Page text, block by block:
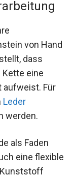
von Hand
dass
Kette eine
aufweist. Für
Leder
werden.
als Faden
eine flexible